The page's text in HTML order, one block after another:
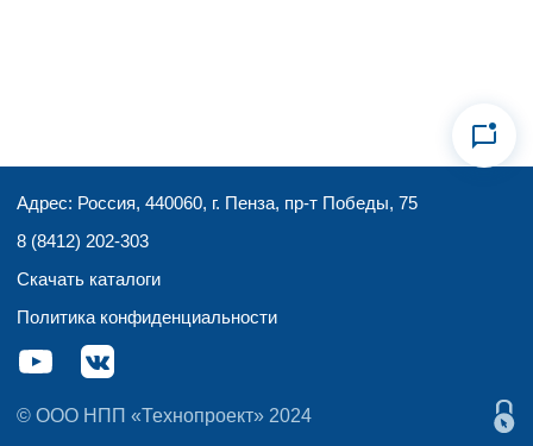
Адрес: Россия, 440060, г. Пенза, пр-т Победы, 75
8 (8412) 202-303
Скачать каталоги
Политика конфиденциальности
© ООО НПП «Технопроект» 2024